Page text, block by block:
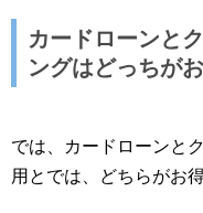
カードローンと
ングはどっちが
では、カードローンと
用とでは、どちらがお